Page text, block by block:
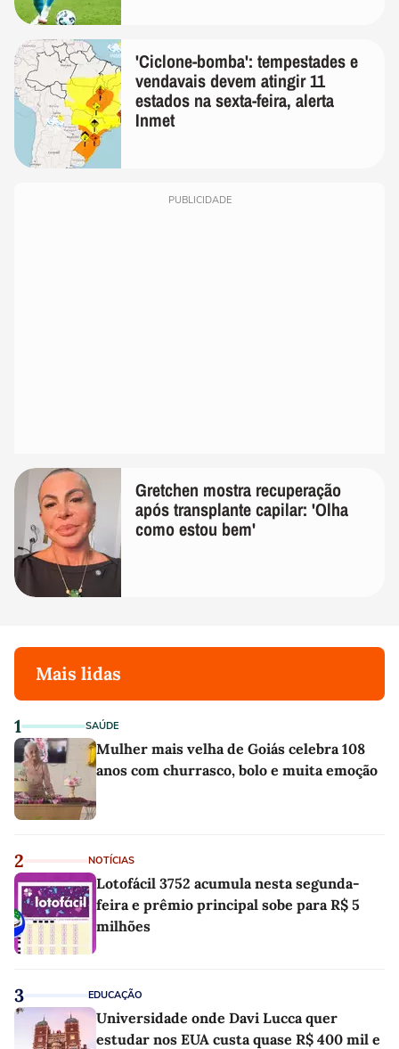
'Ciclone-bomba': tempestades e
vendavais devem atingir 11
estados na sexta-feira, alerta
Inmet
PUBLICIDADE
Gretchen mostra recuperação
após transplante capilar: 'Olha
como estou bem'
Mais lidas
1 SAÚDE
Mulher mais velha de Goiás celebra 108
anos com churrasco, bolo e muita emoção
2 NOTÍCIAS
Lotofácil 3752 acumula nesta segunda-
feira e prêmio principal sobe para R$ 5
milhões
3 EDUCAÇÃO
Universidade onde Davi Lucca quer
estudar nos EUA custa quase R$ 400 mil e